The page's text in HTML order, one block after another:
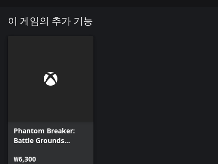
이 게임의 추가 기능
Phantom Breaker:
Battle Grounds
₩6,300